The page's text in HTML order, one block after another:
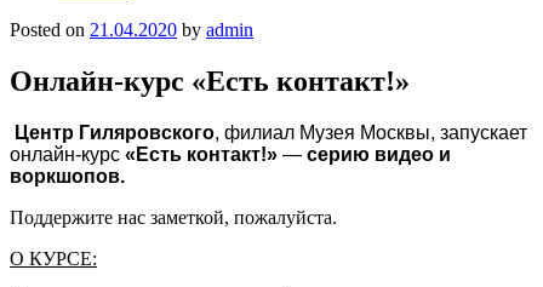
Posted on 21.04.2020 by admin
Онлайн-курс «Есть контакт!»
Центр Гиляровского, филиал Музея Москвы, запускает
онлайн-курс «Есть контакт!» — серию видео и
воркшопов.
Поддержите нас заметкой, пожалуйста.
О КУРСЕ: